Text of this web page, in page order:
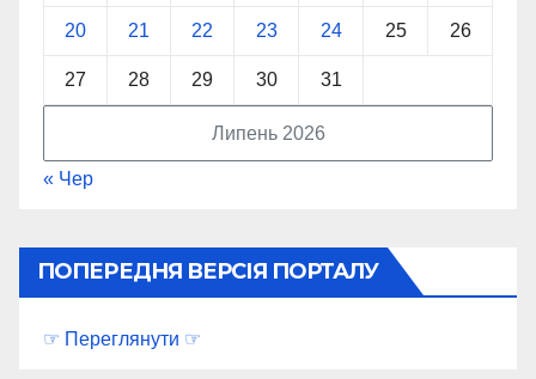
Липень 2026
20 21 22 23 24 25 26
27 28 29 30 31
« Чер
ПОПЕРЕДНЯ ВЕРСІЯ ПОРТАЛУ
☞ Переглянути ☞